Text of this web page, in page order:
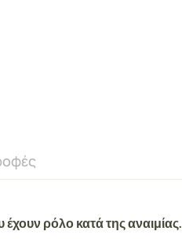
ρόλο κατά της αναιμίας.